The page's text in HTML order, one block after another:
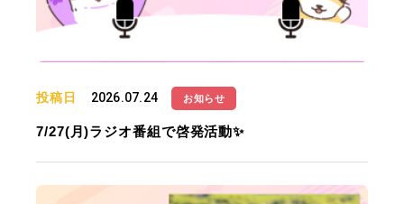
投稿日 2026.07.24 お知らせ
7/27(月)ラジオ番組で啓発活動✨